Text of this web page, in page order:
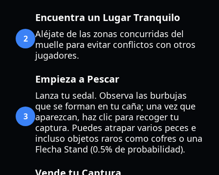
2
Encuentra un Lugar Tranquilo
Aléjate de las zonas concurridas del
muelle para evitar conflictos con otros
jugadores.
3
Empieza a Pescar
Lanza tu sedal. Observa las burbujas
que se forman en tu caña; una vez que
aparezcan, haz clic para recoger tu
captura. Puedes atrapar varios peces e
incluso objetos raros como cofres o una
Flecha Stand (0.5% de probabilidad).